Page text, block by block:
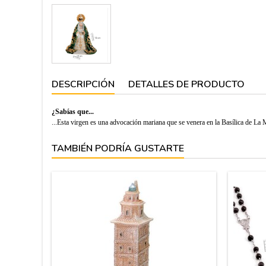
DESCRIPCIÓN DETALLES DE PRODUCTO
¿Sabías que...
...Esta virgen es una advocación mariana que se venera en la Basílica de
TAMBIÉN PODRÍA GUSTARTE